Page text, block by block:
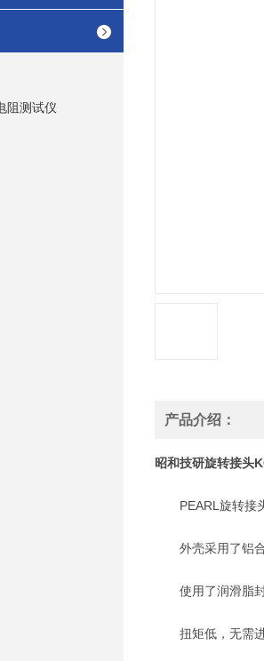
阻测试仪
产品介绍：
昭和技研旋转接头
PEARL旋转接头
外壳采用了铝合
使用了润滑脂封
扭矩低，无需进